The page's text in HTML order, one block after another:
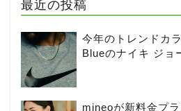
最近の投稿
今年のトレンドカ
Blueのナイキ ジョ
mineoが新料金プ